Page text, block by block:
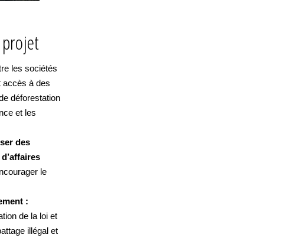
projet
les sociétés
accès à des
déforestation
et les
des
le
:
de la loi et
illégal et